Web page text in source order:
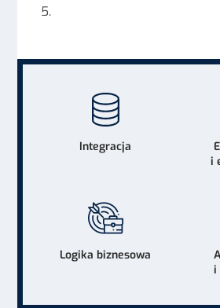
5.
Integracja
i
Logika biznesowa
i